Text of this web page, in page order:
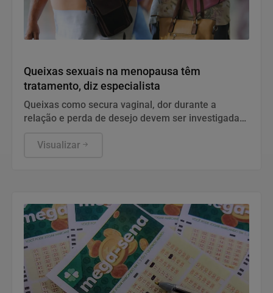
Queixas sexuais na menopausa têm
tratamento, diz especialista
Queixas como secura vaginal, dor durante a
relação e perda de desejo devem ser investigadas
Visualizar